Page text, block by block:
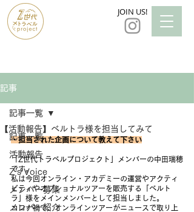
JOIN US!
記事
記事一覧
活動報告
Z's Voice
メンバー募集
メンバー紹介
記事一覧
【活動報告】ベルトラ様を担当してみて
・担当された企画について教えて下さい
「Z世代トラベルプロジェクト」メンバーの中田瑞穂
です。
私は今回オンライン・アカデミーの運営やアクティ
ビティやオプショナルツアーを販売する「ベルト
ラ」様をメインメンバーとして担当しました。
コロナ禍で、オンラインツアーがニュースで取り上